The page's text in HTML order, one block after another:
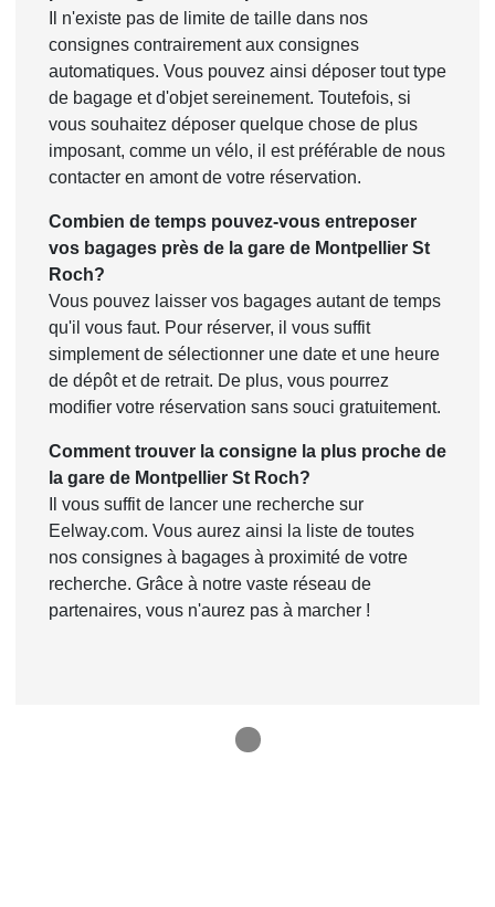
Il n'existe pas de limite de taille dans nos
consignes contrairement aux consignes
automatiques. Vous pouvez ainsi déposer tout type
de bagage et d'objet sereinement. Toutefois, si
vous souhaitez déposer quelque chose de plus
imposant, comme un vélo, il est préférable de nous
contacter en amont de votre réservation.
Combien de temps pouvez-vous entreposer
vos bagages près de la gare de Montpellier St
Roch?
Vous pouvez laisser vos bagages autant de temps
qu'il vous faut. Pour réserver, il vous suffit
simplement de sélectionner une date et une heure
de dépôt et de retrait. De plus, vous pourrez
modifier votre réservation sans souci gratuitement.
Comment trouver la consigne la plus proche de
la gare de Montpellier St Roch?
Il vous suffit de lancer une recherche sur
Eelway.com. Vous aurez ainsi la liste de toutes
nos consignes à bagages à proximité de votre
recherche. Grâce à notre vaste réseau de
partenaires, vous n'aurez pas à marcher !